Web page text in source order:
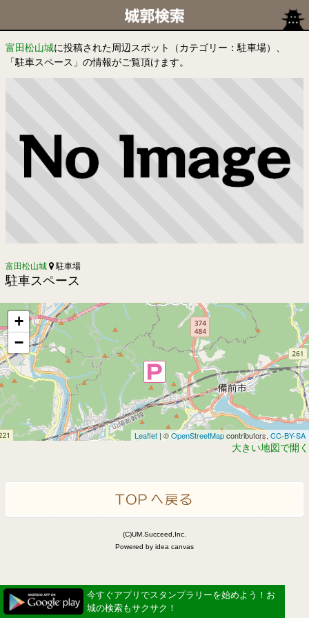
富田松山城に投稿された周辺スポット（カテゴリー：駐車場）、
「駐車スペース」の情報がご覧頂けます。
富田松山城 駐車場
駐車スペース
+
−
Leaflet | ©OpenStreetMapcontributors, CC-BY-SA
大きい地図で開く
(C)UM.Succeed,Inc.
Powered by idea canvas
今すぐアプリでスタンプラリーを始めよう！お
城の検索もサクサク！